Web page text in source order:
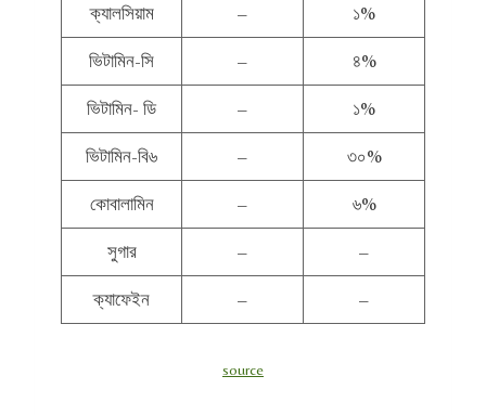
ক্যালসিয়াম – ১%
ভিটামিন-সি – ৪%
ভিটামিন- ডি – ১%
ভিটামিন-বি৬ – ৩০%
কোবালামিন – ৬%
সুগার – –
ক্যাফেইন – –
source